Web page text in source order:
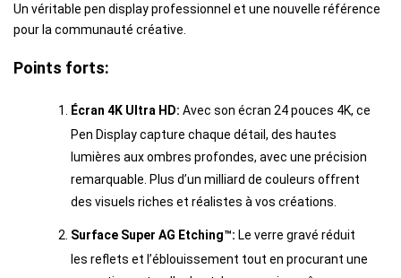
Un véritable pen display professionnel et une nouvelle référence
pour la communauté créative.
Points forts:
Écran 4K Ultra HD: Avec son écran 24 pouces 4K, ce
Pen Display capture chaque détail, des hautes
lumières aux ombres profondes, avec une précision
remarquable. Plus d’un milliard de couleurs offrent
des visuels riches et réalistes à vos créations.
Surface Super AG Etching™: Le verre gravé réduit
les reflets et l’éblouissement tout en procurant une